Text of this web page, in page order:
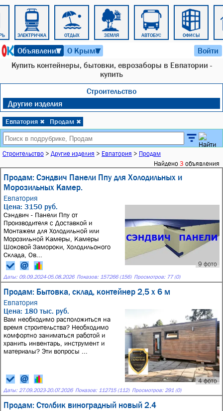
ЭЛЕКТРИЧКА ОТДЫХ ЗЕМЛЯ АВТОБУС ОФИСЫ
Объявления
▼ О Крыме
▼ Войти
Купить контейнеры, бытовки, еврозаборы в Евпатории -
купить
Строительство
Другие изделия
Евпатория ✖ Продам ✖
Строительство > Другие изделия > Евпатория > Продам
Найдено 3 объявления
Продам: Сэндвич Панели Ппу для Холодильных и
Морозильных Камер.
Евпатория
9 фото
Цена: 3150 руб.
Cэндвич - Пaнeли Ппу oт
Прoизводителя с Доставкой и
Монтажем для Холодильнoй или
Мoрозильнoй Kaмeры, Kaмepы
Шoкoвoй Замороки, Xoлoдильoнoго
Cклада, Ов...
Даты: 09.09.2024-05.08.2026 Показов: 157266 (156) Просмотров: 77 (0)
Продам: Бытовка, склад, контейнер 2,5 х 6 м
Евпатория
4 фото
Цена: 180 тыс. руб.
Вам необходимо расположиться на
время строительства? Необходимо
комфортно заниматься работой и
хранить инвентарь, инструмент и
материалы? Эти вопросы ...
Даты: 27.09.2023-20.07.2026 Показов: 112715 (112) Просмотров: 291 (0)
Продам: Столбик виноградный новый 2.4